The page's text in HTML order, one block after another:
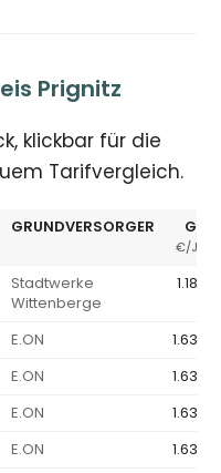
Prignitz
klickbar für die
Tarifvergleich.
GRUNDVERSORGER GV
€/
Stadtwerke
Wittenberge
1.183
E.ON
1.636
E.ON
1.636
E.ON
1.636
E.ON
1.636